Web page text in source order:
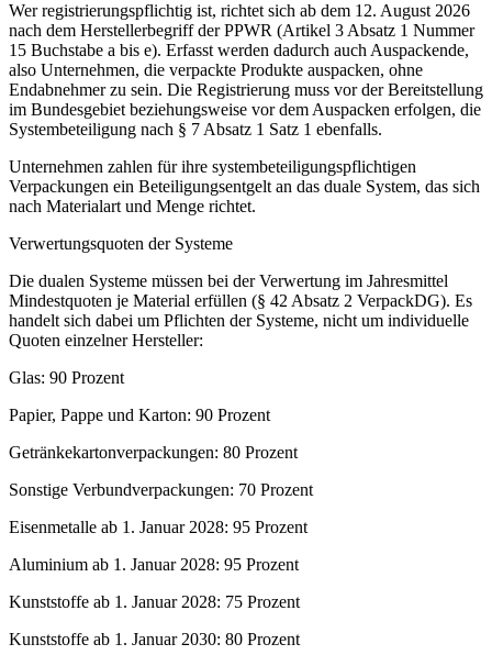
Wer registrierungspflichtig ist, richtet sich ab dem 12. August 2026
nach dem Herstellerbegriff der PPWR (Artikel 3 Absatz 1 Nummer
15 Buchstabe a bis e). Erfasst werden dadurch auch Auspackende,
also Unternehmen, die verpackte Produkte auspacken, ohne
Endabnehmer zu sein. Die Registrierung muss vor der Bereitstellung
im Bundesgebiet beziehungsweise vor dem Auspacken erfolgen, die
Systembeteiligung nach § 7 Absatz 1 Satz 1 ebenfalls.
Unternehmen zahlen für ihre systembeteiligungspflichtigen
Verpackungen ein Beteiligungsentgelt an das duale System, das sich
nach Materialart und Menge richtet.
Verwertungsquoten der Systeme
Die dualen Systeme müssen bei der Verwertung im Jahresmittel
Mindestquoten je Material erfüllen (§ 42 Absatz 2 VerpackDG). Es
handelt sich dabei um Pflichten der Systeme, nicht um individuelle
Quoten einzelner Hersteller:
Glas: 90 Prozent
Papier, Pappe und Karton: 90 Prozent
Getränkekartonverpackungen: 80 Prozent
Sonstige Verbundverpackungen: 70 Prozent
Eisenmetalle ab 1. Januar 2028: 95 Prozent
Aluminium ab 1. Januar 2028: 95 Prozent
Kunststoffe ab 1. Januar 2028: 75 Prozent
Kunststoffe ab 1. Januar 2030: 80 Prozent